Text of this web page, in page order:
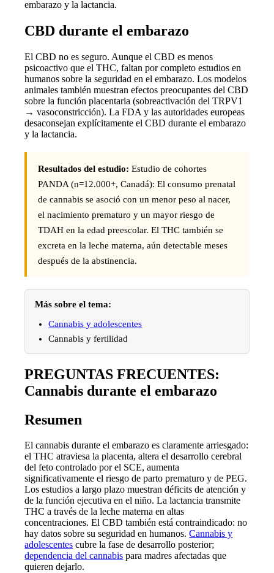
embarazo y la lactancia.
CBD durante el embarazo
El CBD no es seguro. Aunque el CBD es menos
psicoactivo que el THC, faltan por completo estudios en
humanos sobre la seguridad en el embarazo. Los modelos
animales también muestran efectos preocupantes del CBD
sobre la función placentaria (sobreactivación del TRPV1
→ vasoconstricción). La FDA y las autoridades europeas
desaconsejan explícitamente el CBD durante el embarazo
y la lactancia.
Resultados del estudio: Estudio de cohortes
PANDA (n=12.000+, Canadá): El consumo prenatal
de cannabis se asoció con un menor peso al nacer,
el nacimiento prematuro y un mayor riesgo de
TDAH en la edad preescolar. El THC también se
excreta en la leche materna, aún detectable meses
después de la abstinencia.
Más sobre el tema:
Cannabis y adolescentes
Cannabis y fertilidad
PREGUNTAS FRECUENTES:
Cannabis durante el embarazo
Resumen
El cannabis durante el embarazo es claramente arriesgado:
el THC atraviesa la placenta, altera el desarrollo cerebral
del feto controlado por el SCE, aumenta
significativamente el riesgo de parto prematuro y de PEG.
Los estudios a largo plazo muestran déficits de atención y
de la función ejecutiva en el niño. La lactancia transmite
THC a través de la leche materna en altas
concentraciones. El CBD también está contraindicado: no
hay datos sobre su seguridad en humanos.Cannabis y
adolescentes cubre la fase de desarrollo posterior;
dependencia del cannabis para madres afectadas que
quieren dejarlo.